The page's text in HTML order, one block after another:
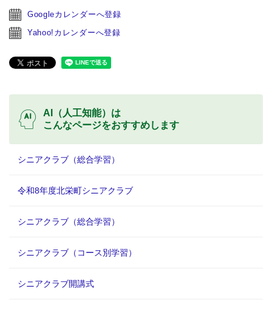
Googleカレンダーへ登録
Yahoo!カレンダーへ登録
AI（人工知能）は
こんなページをおすすめします
シニアクラブ（総合学習）
令和8年度北栄町シニアクラブ
シニアクラブ（総合学習）
シニアクラブ（コース別学習）
シニアクラブ開講式